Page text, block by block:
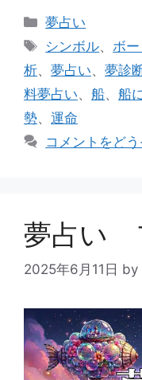
e c
e
b
o
k
l
カ
テ
リ
ー
夢占い
タ
グ
シンボル、 ボー
析、 夢占い、 夢診
料夢占い、 船、 船
勢、 運命
コメントをど
夢占い
2025年6月11日 by